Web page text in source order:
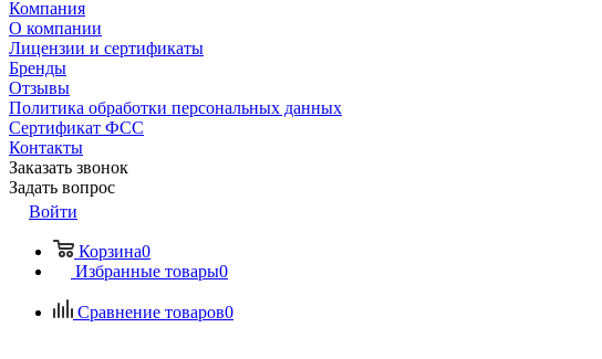
Компания
О компании
Лицензии и сертификаты
Бренды
Отзывы
Политика обработки персональных данных
Сертификат ФСС
Контакты
Заказать звонок
Задать вопрос
Войти
Корзина0
Избранные товары0
Сравнение товаров0